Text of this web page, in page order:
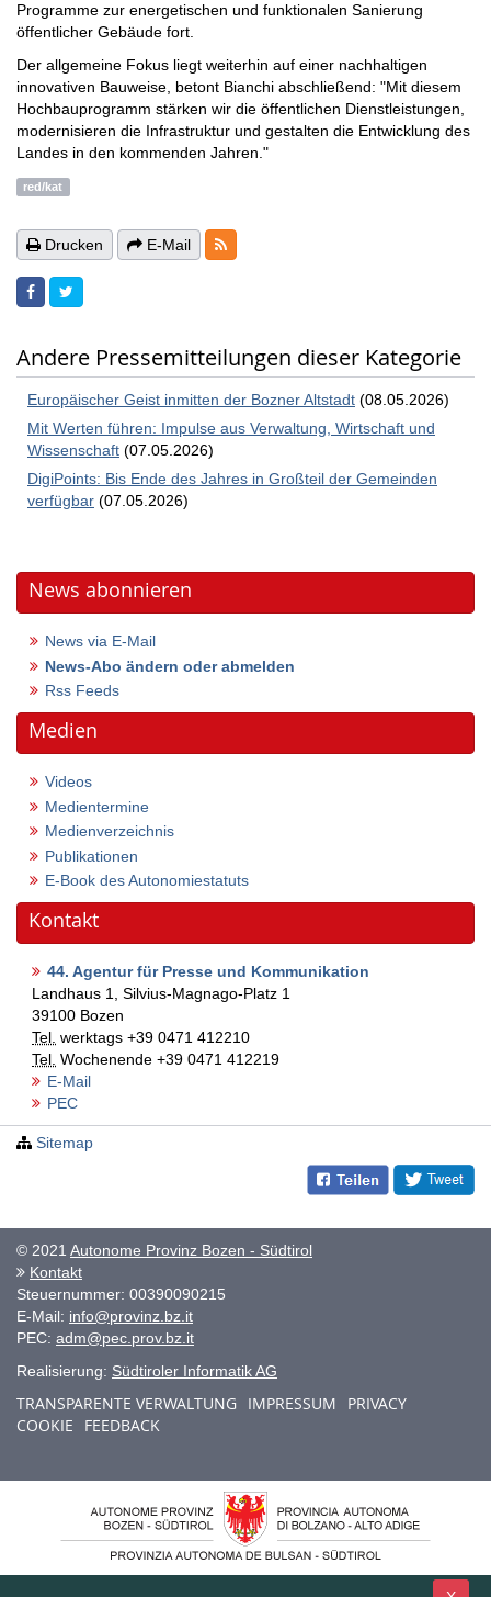
Programme zur energetischen und funktionalen Sanierung
öffentlicher Gebäude fort.
Der allgemeine Fokus liegt weiterhin auf einer nachhaltigen
innovativen Bauweise, betont Bianchi abschließend: "Mit diesem
Hochbauprogramm stärken wir die öffentlichen Dienstleistungen,
modernisieren die Infrastruktur und gestalten die Entwicklung des
Landes in den kommenden Jahren."
red/kat
Drucken E-Mail RSS-Feeds
Andere Pressemitteilungen dieser Kategorie
Europäischer Geist inmitten der Bozner Altstadt (08.05.2026)
Mit Werten führen: Impulse aus Verwaltung, Wirtschaft und
Wissenschaft (07.05.2026)
DigiPoints: Bis Ende des Jahres in Großteil der Gemeinden
verfügbar (07.05.2026)
News abonnieren
News via E-Mail
News-Abo ändern oder abmelden
Rss Feeds
Medien
Videos
Medientermine
Medienverzeichnis
Publikationen
E-Book des Autonomiestatuts
Kontakt
44. Agentur für Presse und Kommunikation
Landhaus 1, Silvius-Magnago-Platz 1
39100 Bozen
Tel. werktags +39 0471 412210
Tel. Wochenende +39 0471 412219
E-Mail
PEC
Sitemap
© 2021 Autonome Provinz Bozen - Südtirol
Kontakt
Steuernummer: 00390090215
E-Mail: info@provinz.bz.it
PEC: adm@pec.prov.bz.it
Realisierung: Südtiroler Informatik AG
TRANSPARENTE VERWALTUNG IMPRESSUM
PRIVACY
COOKIE
FEEDBACK